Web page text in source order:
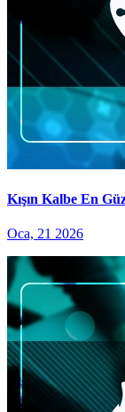
Kışın Kalbe En
Oca, 21 2026